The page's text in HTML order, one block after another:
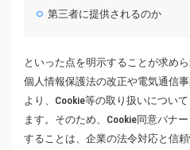
第三者に提供されるのか
といった点を明示することが求め
個人情報保護法の改正や電気通信
より、Cookie等の取り扱いについ
ます。そのため、Cookie同意バナ
することは、企業の法令対応と信